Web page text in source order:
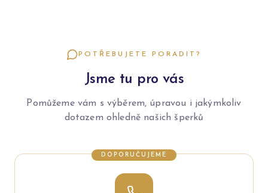
POTŘEBUJETE PORADIT?
Jsme tu pro vás
Pomůžeme vám s výběrem, úpravou i jakýmkoliv
dotazem ohledně našich šperků
DOPORUČUJEME